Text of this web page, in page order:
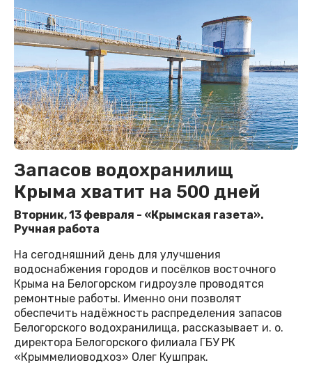
Запасов водохранилищ
Крыма хватит на 500 дней
Вторник, 13 февраля - «Крымская газета».
Ручная работа
На сегодняшний день для улучшения
водоснабжения городов и посёлков восточного
Крыма на Белогорском гидроузле проводятся
ремонтные работы. Именно они позволят
обеспечить надёжность распределения запасов
Белогорского водохранилища, рассказывает и. о.
директора Белогорского филиала ГБУ РК
«Крыммелиоводхоз» Олег Кушпрак.